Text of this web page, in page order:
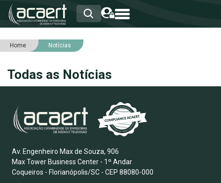
HOME
ASSOCIADOS
NOTÍCIAS
SERVIÇOS
INTEGRIDADE
Home Notícias
Todas as Notícias
Av. Engenheiro Max de Souza, 906
Max Tower Business Center - 1º Andar
Coqueiros - Florianópolis/SC - CEP 88080-000